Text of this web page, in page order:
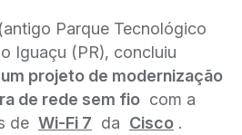
Parque Tecnológico
Iguaçu (PR), concluiu
projeto de modernização
de rede sem fio com a
de Wi-Fi 7 da Cisco .